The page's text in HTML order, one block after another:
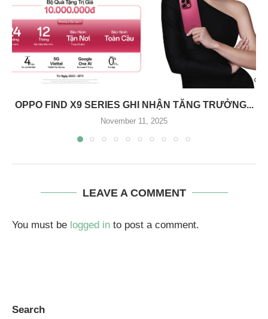
OPPO FIND X9 SERIES GHI NHẬN TĂNG TRƯỞNG...
November 11, 2025
LEAVE A COMMENT
You must be logged in to post a comment.
Search